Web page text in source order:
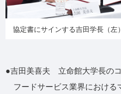
協定書にサインする吉田学長（左
●吉田美喜夫 立命館大学長の
フードサービス業界における